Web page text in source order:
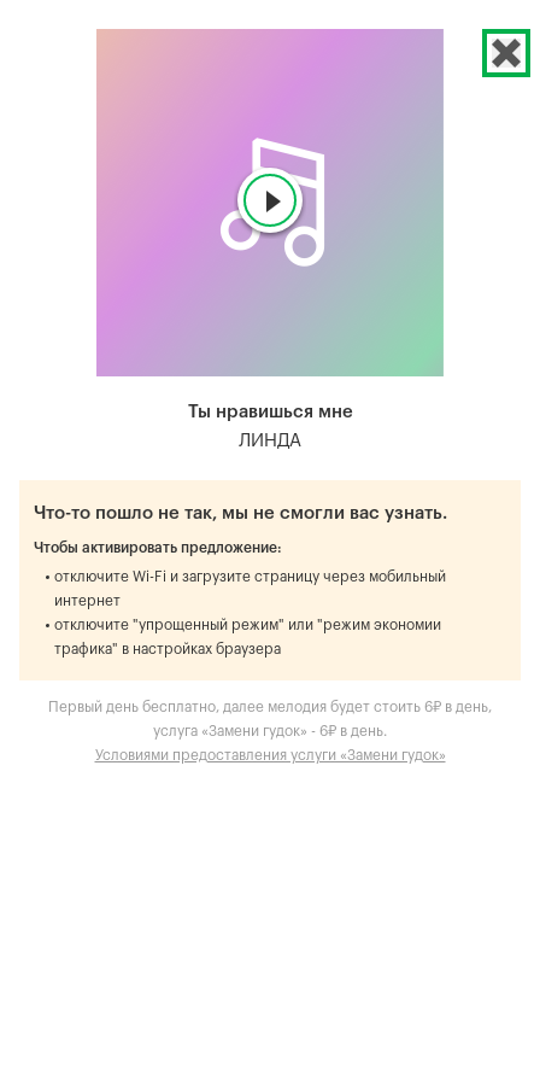
Ты нравишься мне
ЛИНДА
Что-то пошло не так, мы не смогли вас узнать.
Чтобы активировать предложение:
отключите Wi-Fi и загрузите страницу через мобильный
интернет
отключите "упрощенный режим" или "режим экономии
трафика" в настройках браузера
Первый день бесплатно, далее мелодия будет стоить 6₽ в день,
услуга «Замени гудок» - 6₽ в день.
Условиями предоставления услуги «Замени гудок»